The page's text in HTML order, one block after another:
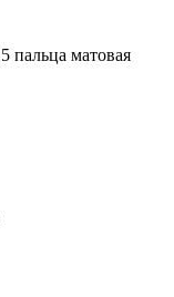
пальца матовая